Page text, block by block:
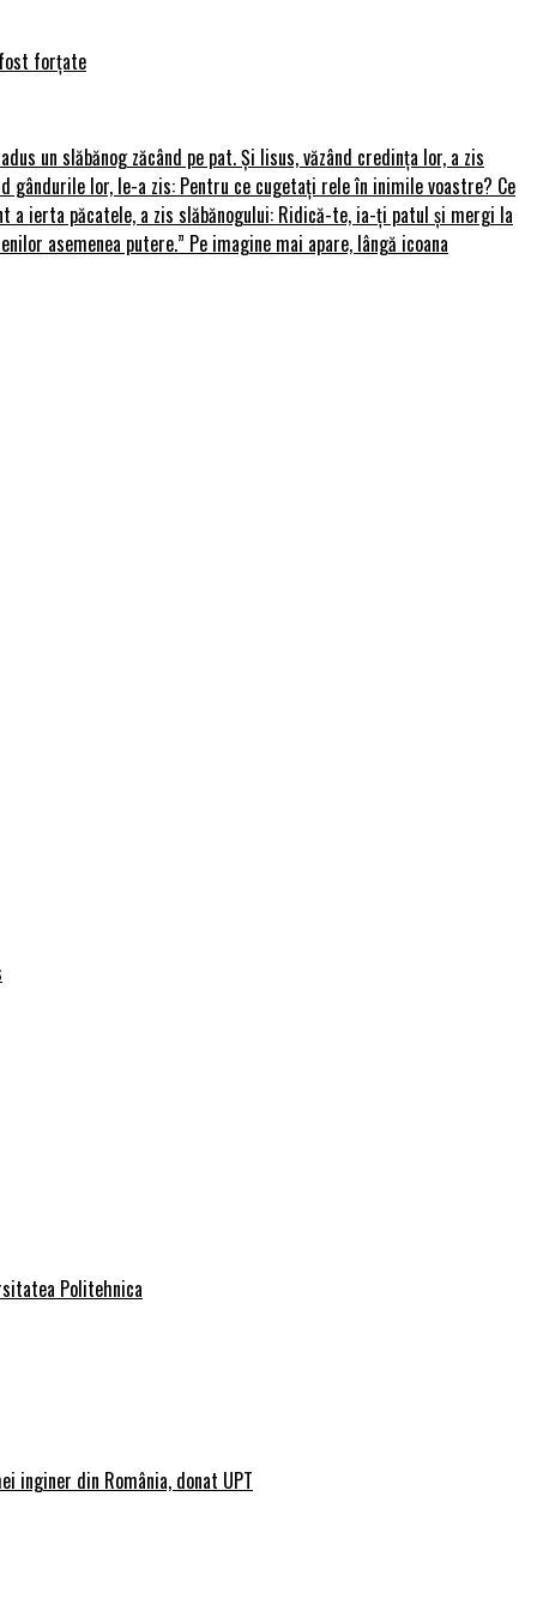
forțate
un slăbănog zăcând pe pat. Și Iisus, văzând credința lor, a zis
lor, le-a zis: Pentru ce cugetați rele în inimile voastre? Ce
a ierta păcatele, a zis slăbănogului: Ridică-te, ia-ți patul și mergi la
asemenea putere.” Pe imagine mai apare, lângă icoana
Politehnica
inginer din România, donat UPT